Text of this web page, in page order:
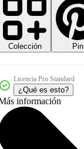
Colección Pin
Licencia Pro Standard
¿Qué es esto?
información